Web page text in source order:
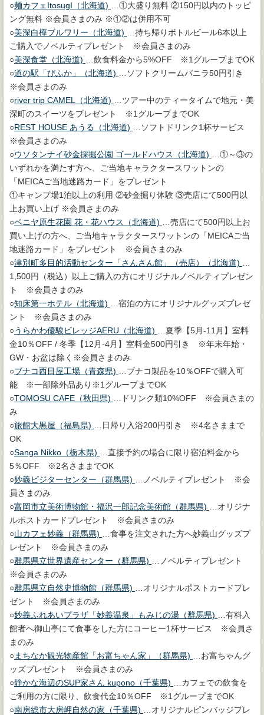
○麺カフェItosugI（北海道)
…①大盛り無料 ②150円以内のトッピ
ング無料 ※会員さまのみ ※①②は併用不可
○美深白樺ブルワリー（北海道)
…持ち帰りボトルビール6本以上
ご購入でノベルティプレゼント ※会員さまのみ
○美深食堂（北海道)
…飲食料金から5%OFF ※1グループまでOK
○道の駅「びふか」（北海道)
…ソフトクリームバニラ50円引き
※会員さまのみ
○river trip CAMEL（北海道)
…ツアー中のティータイムで地元・美
深町のスイーツをプレゼント ※1グループまでOK
○REST HOUSE あうる（北海道)
…ソフトドリンク1杯サービス
※会員さまのみ
○ウソタンナイ砂金採掘公園 ゴールドハウス（北海道)
…①～③の
いずれかを満たす方へ、ご当地キャラクタースワットンの
「MEICAご当地迷路カード」をプレゼント
①キャンプ場1泊以上の利用 ②砂金掘り体験 ③売店にて500円以
上お買い上げ ※会員さまのみ
○ベニヤ原生花園 花・花ハウス（北海道)
…売店にて500円以上お
買い上げの方へ、ご当地キャラクタースワットンの「MEICAご当
地迷路カード」をプレゼント ※会員さまのみ
○津別町多目的活動センター「さんさん館」（売店）（北海道)
1,500円（税込）以上ご購入の方にオリジナルノベルティプレゼン
ト ※会員さまのみ
○知床第一ホテル（北海道)
…宿泊の方にオリジナルグッズプレゼ
ント ※会員さまのみ
○うらかわ優駿ビレッジAERU（北海道)
…夏季【5月-11月】室料
金10％OFF / 冬季【12月-4月】室料金500円引き ※年末年始・
GW・お盆は除く※会員さまのみ
○ブナコ西目屋工場（青森県)
…ブナコ製品を10％OFFで購入可
能 ※一部除外品あり※1グループまでOK
○TOMOSU CAFE（秋田県)
…ドリンク類10%OFF ※会員さまの
み
○旅館大黒屋（福島県)
…日帰り入浴200円引き ※4名さままで
OK
○Sanga Nikko（栃木県)
…直接予約の場合に限り宿泊料金から
5％OFF ※2名さままでOK
○妙義ビジターセンター（群馬県)
…ノベルティプレゼント ※会
員さまのみ
○富岡市立美術博物館・福沢一郎記念美術館（群馬県)
…オリジナ
ルポストカードプレゼント ※会員さまのみ
○山カフェ妙義（群馬県)
…食事を注文された方へ妙義山グッズプ
レゼント ※会員さまのみ
○群馬県立世界遺産センター（群馬県)
…ノベルティプレゼント
※会員さまのみ
○群馬県立自然史博物館（群馬県)
…オリジナルポストカードプレ
ゼント ※会員さまのみ
○妙義ふれあいプラザ「妙義温泉」もみじの湯（群馬県)
…有料入
館者へ御山亭にて食事をした方にコーヒー1杯サービス ※会員さ
まのみ
○まちなか観光物産館「お富ちゃん家」（群馬県)
…お富ちゃんグ
ッズプレゼント ※会員さまのみ
○静かな海辺のSUP家さん kupono（千葉県)
…カフェでの飲食を
ご利用の方に限り、飲食代金10％OFF ※1グループまでOK
○南房総市大房岬自然の家（千葉県)
…オリジナルピンバッジプレ